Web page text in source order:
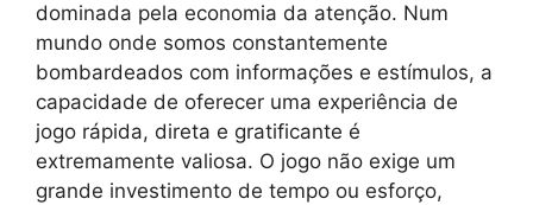
dominada pela economia da atenção. Num
mundo onde somos constantemente
bombardeados com informações e estímulos, a
capacidade de oferecer uma experiência de
jogo rápida, direta e gratificante é
extremamente valiosa. O jogo não exige um
grande investimento de tempo ou esforço,